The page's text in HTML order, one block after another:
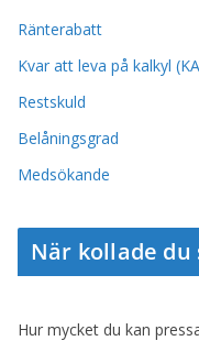
Ränterabatt
Kvar att leva på kalkyl
Restskuld
Belåningsgrad
Medsökande
När kollade du
Hur mycket du kan